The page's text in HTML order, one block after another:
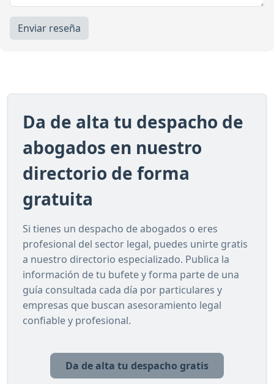
Enviar reseña
Da de alta tu despacho de
abogados en nuestro
directorio de forma
gratuita
Si tienes un despacho de abogados o eres
profesional del sector legal, puedes unirte gratis
a nuestro directorio especializado. Publica la
información de tu bufete y forma parte de una
guía consultada cada día por particulares y
empresas que buscan asesoramiento legal
confiable y profesional.
Da de alta tu despacho gratis